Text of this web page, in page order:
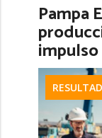
Pampa